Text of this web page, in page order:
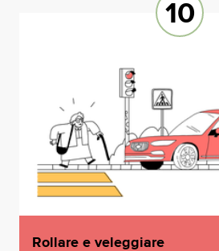
Rollare e veleggiare